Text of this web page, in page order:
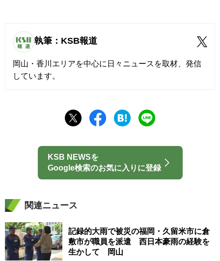
執筆：KSB報道
岡山・香川エリアを中心に日々ニュースを取材、発信
しています。
KSB NEWSを
Google検索のお気に入りに登録
関連ニュース
記録的大雨で被災の福岡・久留米市に倉
敷市が職員を派遣 西日本豪雨の経験を
生かして 岡山